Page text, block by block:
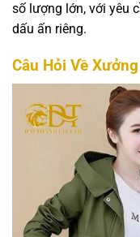
số lượng lớn, với yêu
dấu ấn riêng.
Câu Hỏi Về